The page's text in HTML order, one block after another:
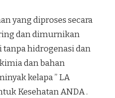
yang diproses secara
dan dimurnikan
hidrogenasi dan
dan bahan
kelapa ” LA
Kesehatan ANDA .